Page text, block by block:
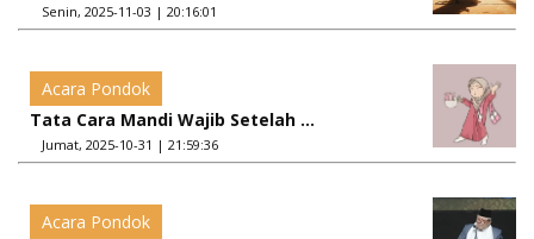
Senin, 2025-11-03 | 20:16:01
Acara Pondok
Tata Cara Mandi Wajib Setelah ...
Jumat, 2025-10-31 | 21:59:36
Acara Pondok